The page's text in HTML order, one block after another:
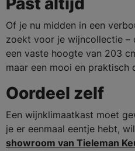
Of je nu midden in een
zoekt voor je wijncollectie –
een vaste hoogte van 203
maar een mooi en praktisch
Oordeel zelf
Een wijnklimaatkast moet
je er eenmaal eentje hebt,
showroom van Tieleman